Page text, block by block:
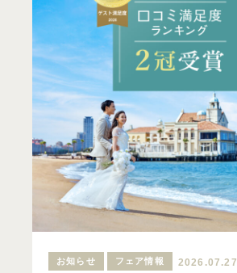
お知らせ フェア情報 2026.07.27